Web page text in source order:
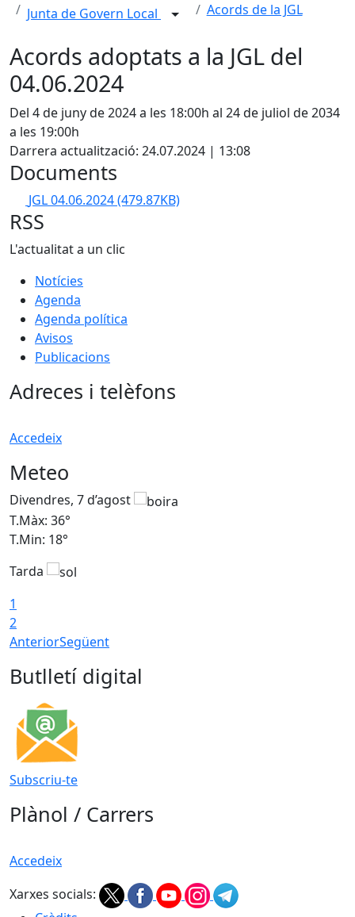
Junta de Govern Local
Acords de la JGL
Acords adoptats a la JGL del
04.06.2024
Del 4 de juny de 2024 a les 18:00h al 24 de juliol de 2034
a les 19:00h
Darrera actualització: 24.07.2024 | 13:08
Documents
JGL 04.06.2024(479.87KB)
RSS
L'actualitat a un clic
Notícies
Agenda
Agenda política
Avisos
Publicacions
Adreces i telèfons
Accedeix
Meteo
Divendres, 7 d’agost
T.Màx: 36°
T.Min: 18°
Tarda
1
2
AnteriorSegüent
Butlletí digital
Subscriu-te
Plànol / Carrers
Accedeix
Xarxes socials: